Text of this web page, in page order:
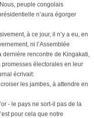
peuple congolais
n’aura égorger
à ce jour, il n’y a eu, en
ni l’Assemblée
dernière rencontre de Kingakati,
électorales en leur
écrivait:
les jambes, à attendre en
- le pays ne sort-il pas de la
pour cela que notre